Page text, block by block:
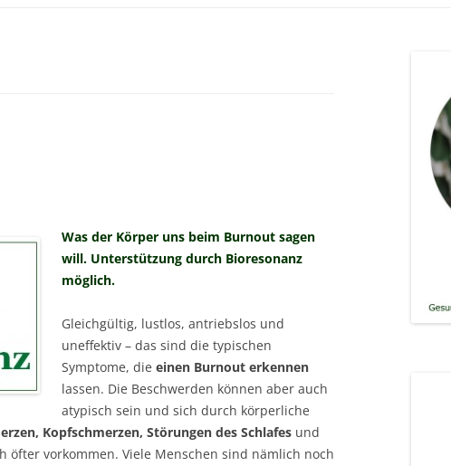
Was der Körper uns beim Burnout sagen
will. Unterstützung durch Bioresonanz
möglich.
Gleichgültig, lustlos, antriebslos und
uneffektiv – das sind die typischen
Symptome, die einen Burnout erkennen
lassen. Die Beschwerden können aber auch
atypisch sein und sich durch körperliche
Kopfschmerzen, Störungen des Schlafes und
vorkommen. Viele Menschen sind nämlich noch